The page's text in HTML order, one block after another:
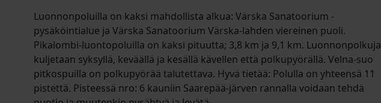
Luonnonpoluilla on kaksi mahdollista alkua: Värska Sanatoorium -
pysäköintialue ja Värska Sanatoorium Värska-lahden viereinen puoli.
Pikalombi-luontopoluilla on kaksi pituutta; 3,8 km ja 9,1 km. Luonnonpolkuja
kuljetaan syksyllä, keväällä ja kesällä kävellen että polkupyörällä. Velna-suo
pitkospuilla on polkupyörää talutettava. Hyvä tietää: Polulla on yhteensä 11
pistettä. Pisteessä nro: 6 kauniin Saarepää-järven rannalla voidaan tehdä